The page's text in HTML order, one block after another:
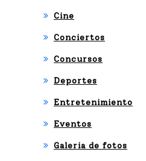
Cine
Conciertos
Concursos
Deportes
Entretenimiento
Eventos
Galeria de fotos